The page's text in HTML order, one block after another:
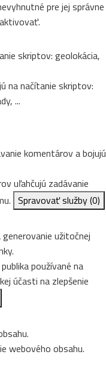
pre jej správne
skriptov: geolokácia,
na načítanie skriptov:
...
komentárov a bojujú
uľahčujú zadávanie
Spravovať služby(0)
generovanie užitočnej
používané na
účasti na zlepšenie
webového obsahu.